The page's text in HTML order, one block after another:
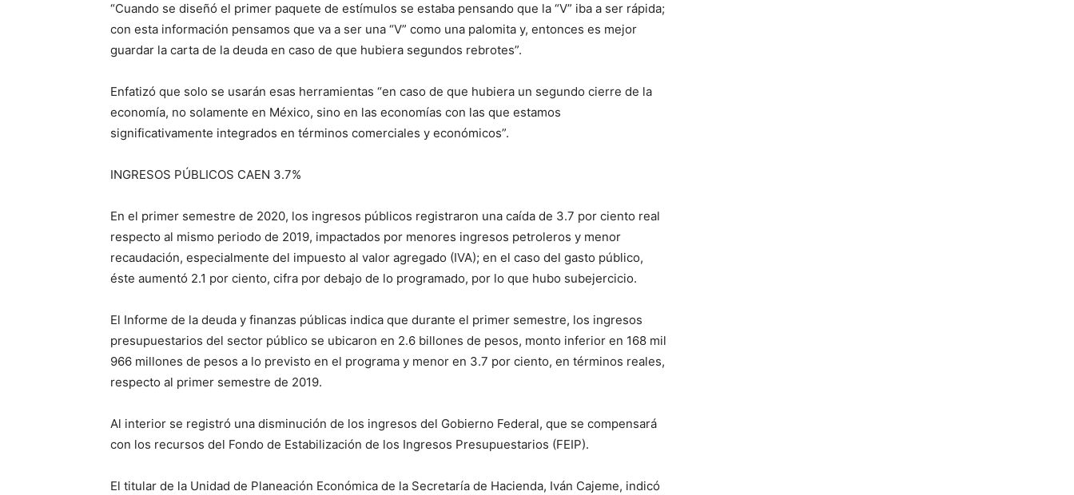
“Cuando se diseñó el primer paquete de estímulos se estaba pensando que la “V” iba a ser rápida;
con esta información pensamos que va a ser una “V” como una palomita y, entonces es mejor
guardar la carta de la deuda en caso de que hubiera segundos rebrotes”.
Enfatizó que solo se usarán esas herramientas “en caso de que hubiera un segundo cierre de la
economía, no solamente en México, sino en las economías con las que estamos
significativamente integrados en términos comerciales y económicos”.
INGRESOS PÚBLICOS CAEN 3.7%
En el primer semestre de 2020, los ingresos públicos registraron una caída de 3.7 por ciento real
respecto al mismo periodo de 2019, impactados por menores ingresos petroleros y menor
recaudación, especialmente del impuesto al valor agregado (IVA); en el caso del gasto público,
éste aumentó 2.1 por ciento, cifra por debajo de lo programado, por lo que hubo subejercicio.
El Informe de la deuda y finanzas públicas indica que durante el primer semestre, los ingresos
presupuestarios del sector público se ubicaron en 2.6 billones de pesos, monto inferior en 168 mil
966 millones de pesos a lo previsto en el programa y menor en 3.7 por ciento, en términos reales,
respecto al primer semestre de 2019.
Al interior se registró una disminución de los ingresos del Gobierno Federal, que se compensará
con los recursos del Fondo de Estabilización de los Ingresos Presupuestarios (FEIP).
El titular de la Unidad de Planeación Económica de la Secretaría de Hacienda, Iván Cajeme, indicó